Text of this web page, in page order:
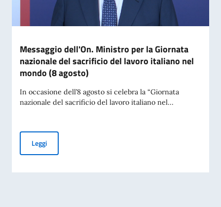
Messaggio dell'On. Ministro per la Giornata
nazionale del sacrificio del lavoro italiano nel
mondo (8 agosto)
In occasione dell’8 agosto si celebra la “Giornata
nazionale del sacrificio del lavoro italiano nel...
LeggiMessaggio dell'On. Ministro per la Giornata nazionale del